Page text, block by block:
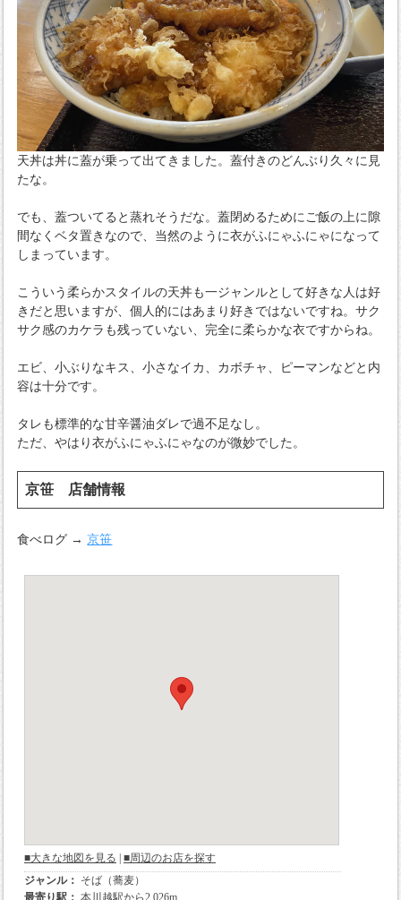
天丼は丼に蓋が乗って出てきました。蓋付きのどんぶり久々に見
たな。
でも、蓋ついてると蒸れそうだな。蓋閉めるためにご飯の上に隙
間なくベタ置きなので、当然のように衣がふにゃふにゃになって
しまっています。
こういう柔らかスタイルの天丼も一ジャンルとして好きな人は好
きだと思いますが、個人的にはあまり好きではないですね。サク
サク感のカケラも残っていない、完全に柔らかな衣ですからね。
エビ、小ぶりなキス、小さなイカ、カボチャ、ピーマンなどと内
容は十分です。
タレも標準的な甘辛醤油ダレで過不足なし。
ただ、やはり衣がふにゃふにゃなのが微妙でした。
京笹 店舗情報
食べログ →京笹